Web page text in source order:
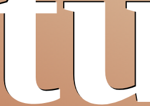
cristiani e
di Terra